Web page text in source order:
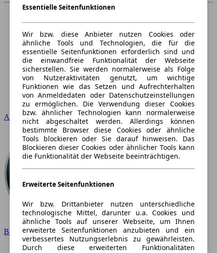
Audi
BMW
Essentielle Seitenfunktionen
Wir bzw. diese Anbieter nutzen Cookies oder
ähnliche Tools und Technologien, die für die
essentielle Seitenfunktionen erforderlich sind und
die einwandfreie Funktionalität der Webseite
sicherstellen. Sie werden normalerweise als Folge
von Nutzeraktivitäten genutzt, um wichtige
Funktionen wie das Setzen und Aufrechterhalten
von Anmeldedaten oder Datenschutzeinstellungen
zu ermöglichen. Die Verwendung dieser Cookies
bzw. ähnlicher Technologien kann normalerweise
nicht abgeschaltet werden. Allerdings können
bestimmte Browser diese Cookies oder ähnliche
Tools blockieren oder Sie darauf hinweisen. Das
Blockieren dieser Cookies oder ähnlicher Tools kann
die Funktionalität der Webseite beeinträchtigen.
Erweiterte Seitenfunktionen
Wir bzw. Drittanbieter nutzen unterschiedliche
technologische Mittel, darunter u.a. Cookies und
ähnliche Tools auf unserer Webseite, um Ihnen
erweiterte Seitenfunktionen anzubieten und ein
verbessertes Nutzungserlebnis zu gewährleisten.
Durch diese erweiterten Funktionalitäten